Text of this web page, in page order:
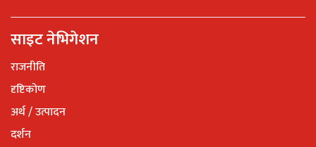
साइट नेभिगेशन
राजनीति
दृष्टिकोण
अर्थ / उत्पादन
दर्शन